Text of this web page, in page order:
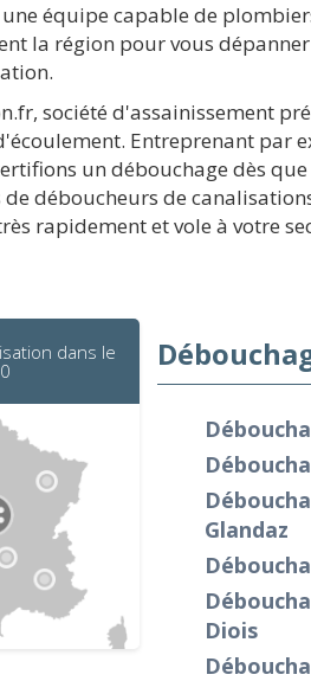
équipe capable de
la région pour vous
société d'assainissement
Entreprenant par
un débouchage dès
de déboucheurs de
rapidement et vole à votre
dans le
Glandaz
Diois